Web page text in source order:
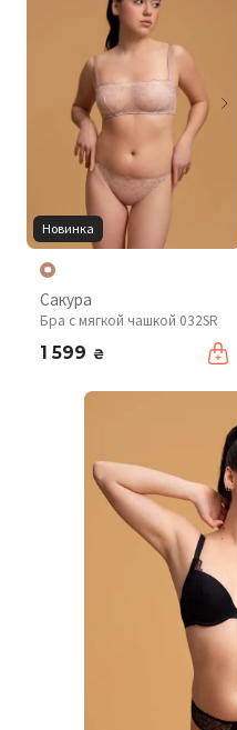
Новинка
Сакура
Бра с мягкой чашкой 032SR
1 599 ₴